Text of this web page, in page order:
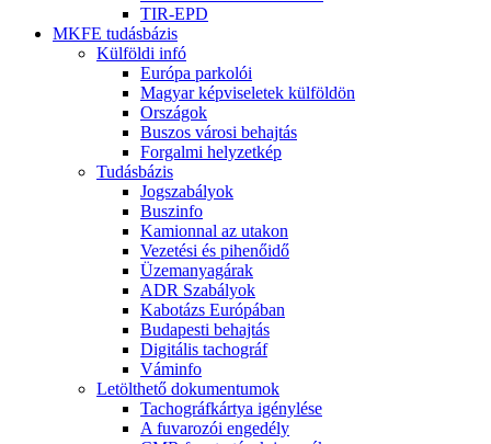
TIR-EPD
MKFE tudásbázis
Külföldi infó
Európa parkolói
Magyar képviseletek külföldön
Országok
Buszos városi behajtás
Forgalmi helyzetkép
Tudásbázis
Jogszabályok
Buszinfo
Kamionnal az utakon
Vezetési és pihenőidő
Üzemanyagárak
ADR Szabályok
Kabotázs Európában
Budapesti behajtás
Digitális tachográf
Váminfo
Letölthető dokumentumok
Tachográfkártya igénylése
A fuvarozói engedély